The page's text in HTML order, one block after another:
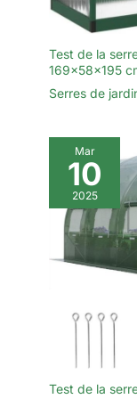
Test de la
169x58x195
Serres de
Mar
10
2025
Test de la